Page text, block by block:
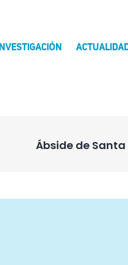
INVESTIGACIÓN
Ábside de